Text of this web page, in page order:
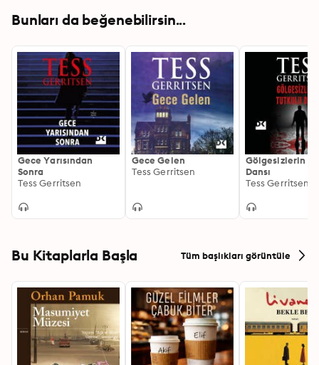
Bunları da beğenebilirsin...
Gece Yarısından
Sonra
Tess Gerritsen
Gece Gelen
Tess Gerritsen
Gölgesizlerin
Dansı
Tess Gerritsen
Bu Kitaplarla Başla Tüm başlıkları görüntüle